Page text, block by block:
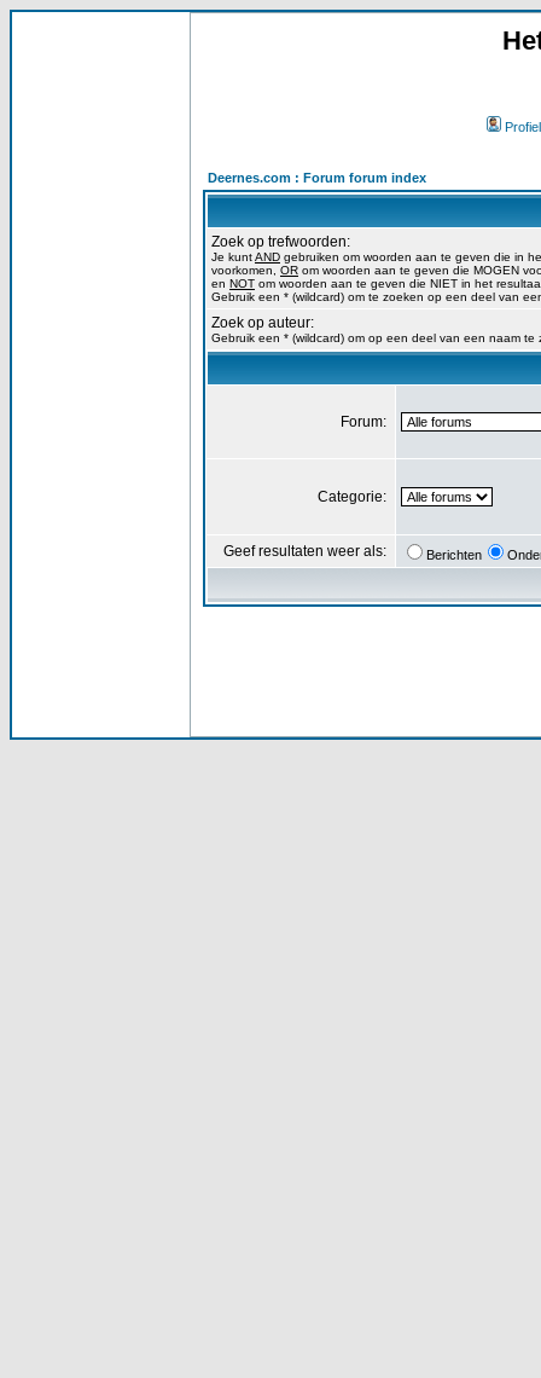
Profiel
Deernes.com : Forum forum index
Zoek op trefwoorden:
Je kuntAND gebruiken om woorden aan te geven die in
voorkomen, OR om woorden aan te geven die MOGEN
en NOT om woorden aan te geven die NIET in het
Gebruik een * (wildcard) om te zoeken op een deel van
Zoek op auteur:
Gebruik een * (wildcard) om op een deel van een naam te
Forum:
Categorie:
Geef resultaten weer als: Berichten